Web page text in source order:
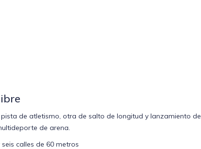
de atletismo, otra de salto de longitud y lanzamiento de
de arena.
calles de 60 metros